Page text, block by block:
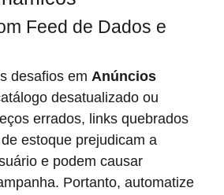
Feed de Dados e
desafios em Anúncios
desatualizado ou
errados, links quebrados
estoque prejudicam a
e podem causar
Portanto, automatize